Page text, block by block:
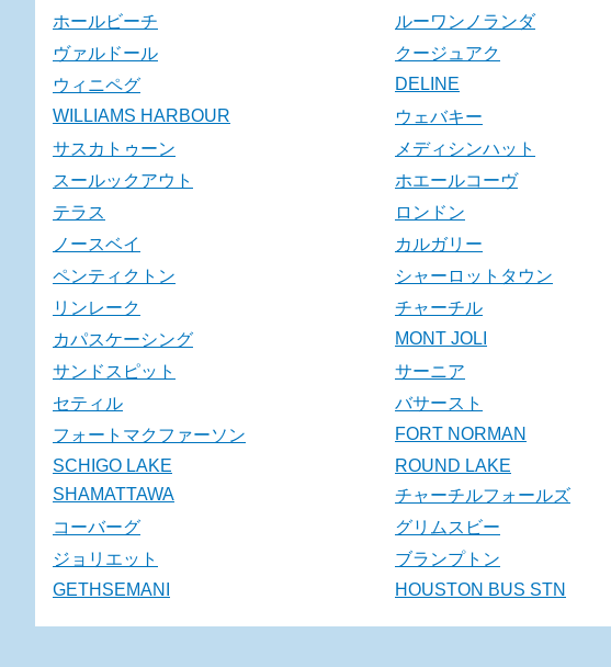
ホールビーチ
ルーワンノランダ
ヴァルドール
クージュアク
ウィニペグ
DELINE
WILLIAMS HARBOUR
ウェバキー
サスカトゥーン
メディシンハット
スールックアウト
ホエールコーヴ
テラス
ロンドン
ノースベイ
カルガリー
ペンティクトン
シャーロットタウン
リンレーク
チャーチル
カパスケーシング
MONT JOLI
サンドスピット
サーニア
セティル
バサースト
フォートマクファーソン
FORT NORMAN
SCHIGO LAKE
ROUND LAKE
SHAMATTAWA
チャーチルフォールズ
コーバーグ
グリムスビー
ジョリエット
ブランプトン
GETHSEMANI
HOUSTON BUS STN